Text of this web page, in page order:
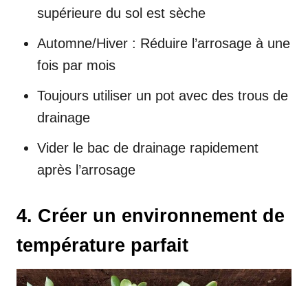
supérieure du sol est sèche
Automne/Hiver : Réduire l’arrosage à une
fois par mois
Toujours utiliser un pot avec des trous de
drainage
Vider le bac de drainage rapidement
après l’arrosage
4. Créer un environnement de
température parfait